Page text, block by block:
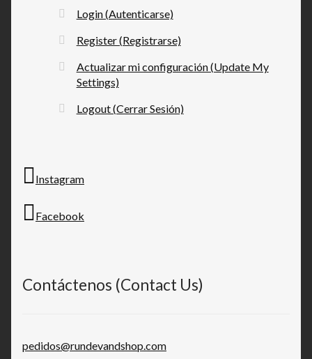
Login (Autenticarse)
Register (Registrarse)
Actualizar mi configuración (Update My
Settings)
Logout (Cerrar Sesión)
Instagram
Facebook
Contáctenos (Contact Us)
pedidos@rundevandshop.com